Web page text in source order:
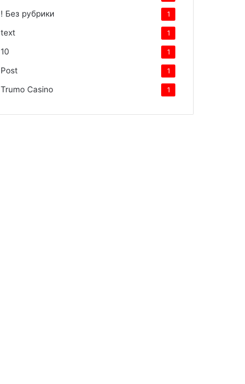
! Без рубрики 1
text 1
10 1
Post 1
Trumo Casino 1